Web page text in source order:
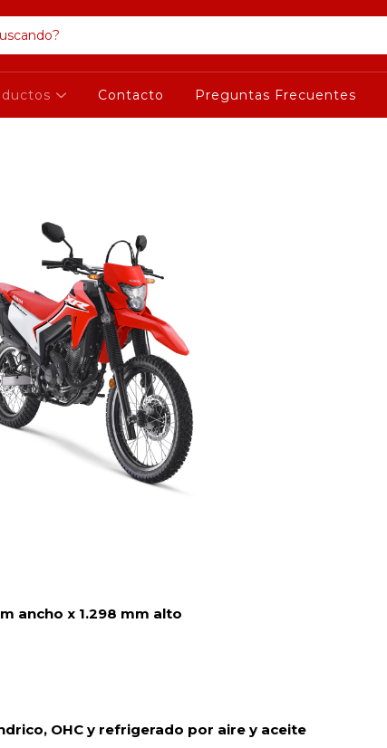
Contacto Preguntas Frecuentes
ancho x 1.298 mm alto
OHC y refrigerado por aire y aceite